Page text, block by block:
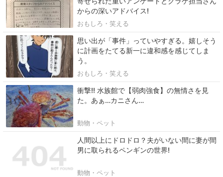
からの深いアドバイス!
おもしろ・笑える
思い出が「事件」っていやすぎる。嬉しそう
に計画をたてる新一に違和感を感じてしま
う。
おもしろ・笑える
衝撃!! 水族館で【弱肉強食】の無情さを見
た。あぁ…カニさん…
動物・ペット
人間以上にドロドロ？夫がいない間に妻が間
男に取られるペンギンの世界!
動物・ペット